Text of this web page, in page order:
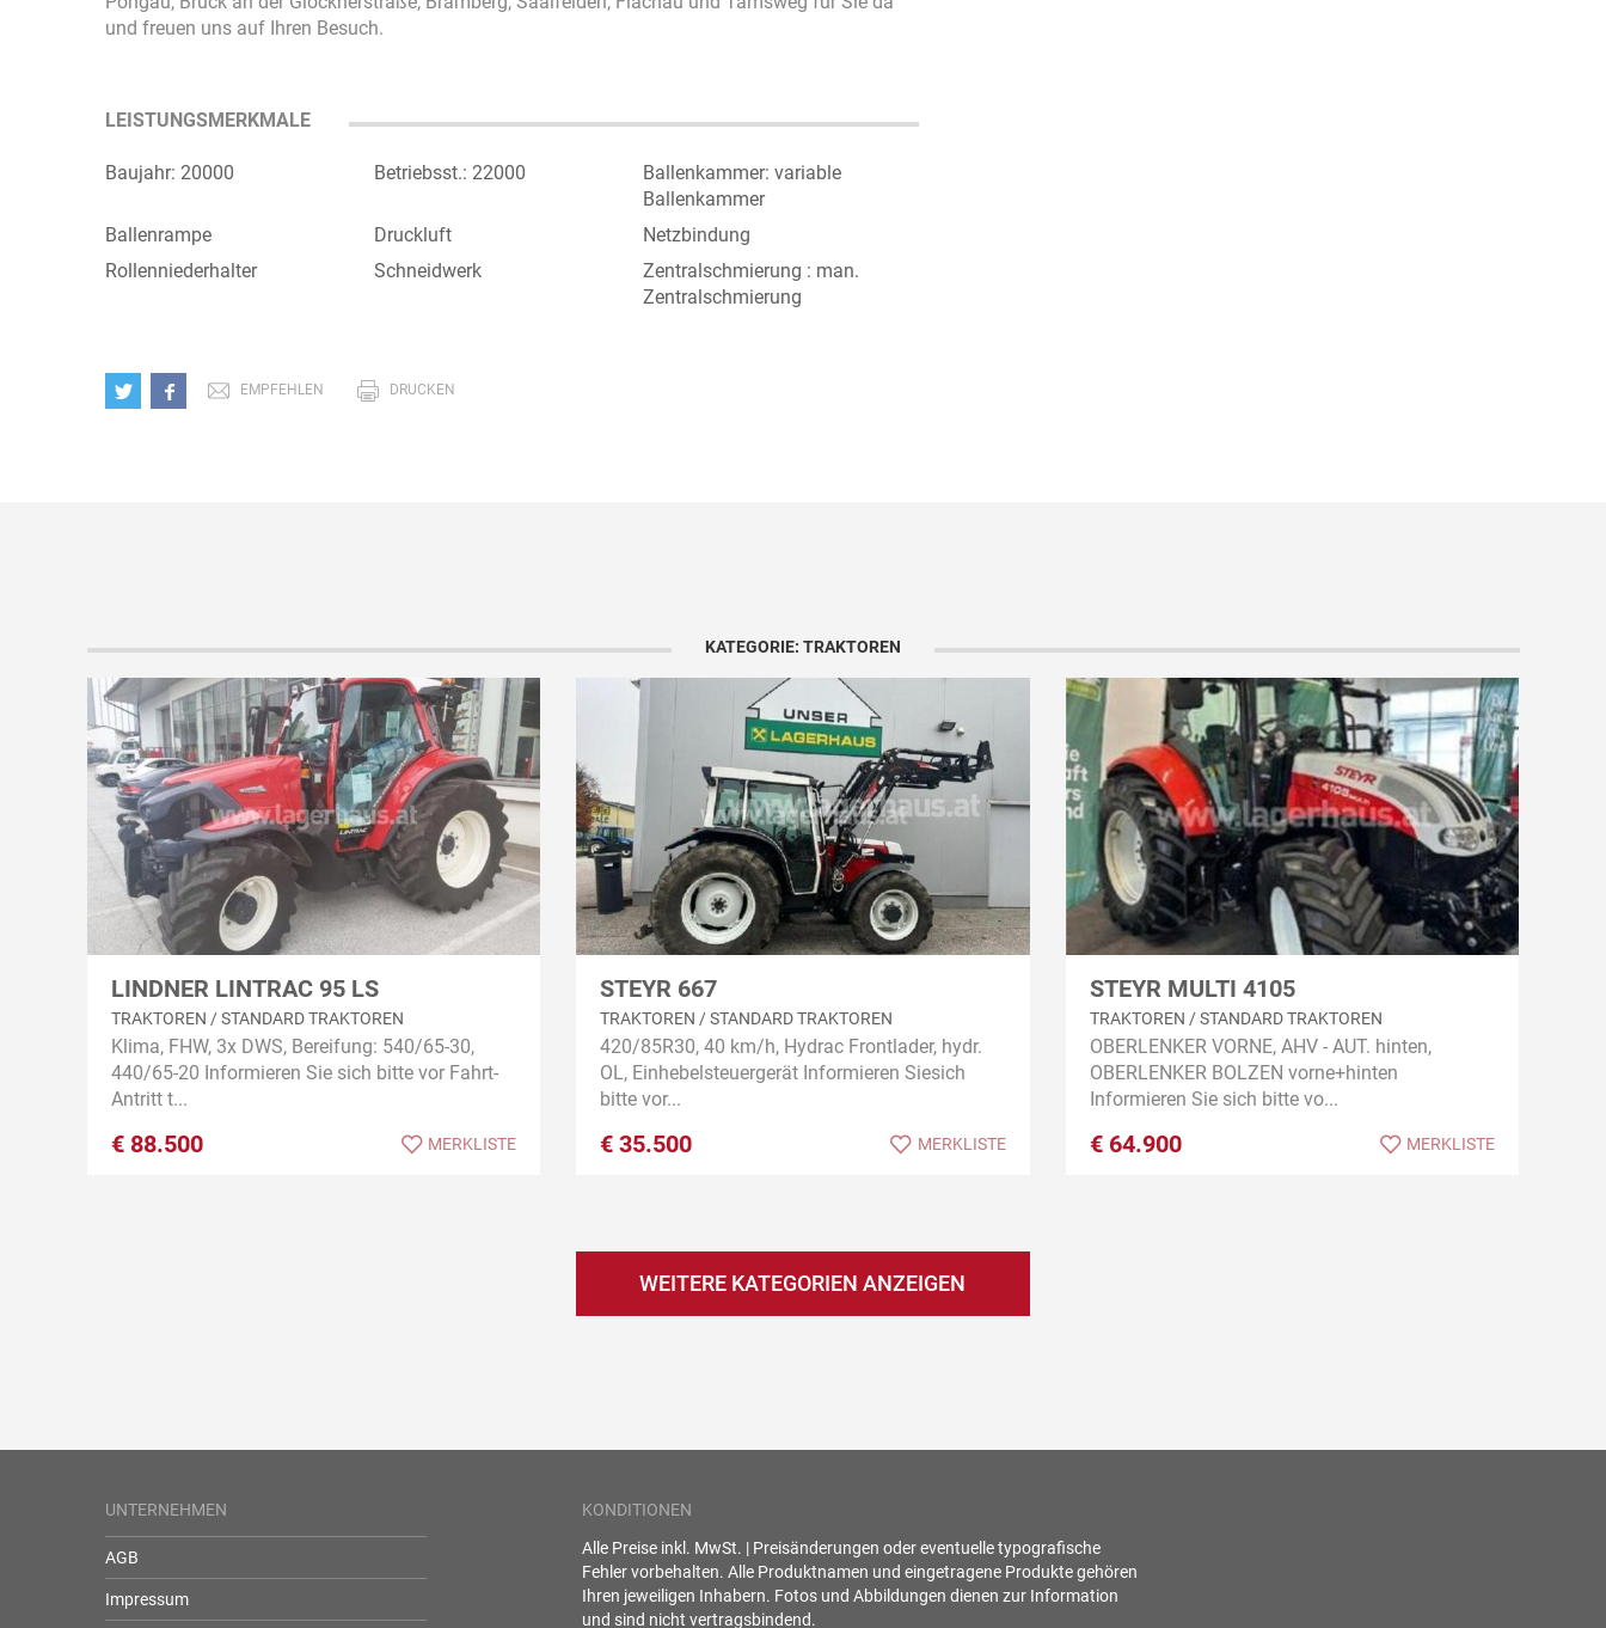
und freuen uns auf Ihren Besuch.
LEISTUNGSMERKMALE
Baujahr: 20000 Betriebsst.: 22000
Ballenkammer: variable
Ballenkammer
Ballenrampe
Druckluft
Netzbindung
Rollenniederhalter
Schneidwerk
Zentralschmierung : man.
Zentralschmierung
EMPFEHLEN DRUCKEN
KATEGORIE: TRAKTOREN
LINDNER LINTRAC 95 LS
TRAKTOREN / STANDARD TRAKTOREN
Klima, FHW, 3x DWS, Bereifung: 540/65-30,
440/65-20 Informieren Sie sich bitte vor Fahrt-
Antritt t...
€ 88.500 MERKLISTE
STEYR 667
TRAKTOREN / STANDARD TRAKTOREN
420/85R30, 40 km/h, Hydrac Frontlader, hydr.
OL, Einhebelsteuergerät Informieren Siesich
bitte vor...
€ 35.500 MERKLISTE
STEYR MULTI 4105
TRAKTOREN / STANDARD TRAKTOREN
OBERLENKER VORNE, AHV - AUT. hinten,
OBERLENKER BOLZEN vorne+hinten
Informieren Sie sich bitte vo...
€ 64.900 MERKLISTE
WEITERE KATEGORIEN ANZEIGEN
UNTERNEHMEN
AGB
Impressum
KONDITIONEN
Alle Preise inkl. MwSt. | Preisänderungen oder eventuelle typografische
Fehler vorbehalten. Alle Produktnamen und eingetragene Produkte gehören
Ihren jeweiligen Inhabern. Fotos und Abbildungen dienen zur Information
und sind nicht vertragsbindend.